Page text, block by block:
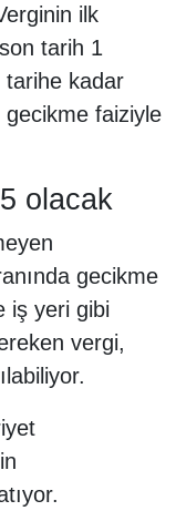
ilk
tarih 1
tarihe kadar
faiziyle
olacak
gecikme
iş yeri gibi
vergi,